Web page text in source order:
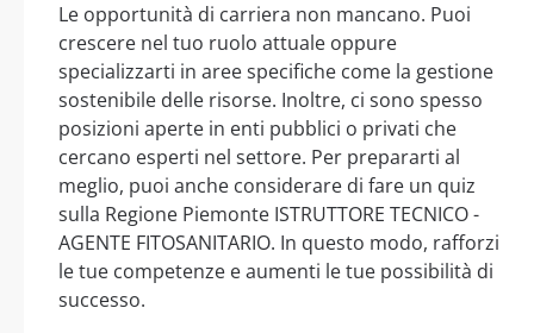
Le opportunità di carriera non mancano. Puoi
crescere nel tuo ruolo attuale oppure
specializzarti in aree specifiche come la gestione
sostenibile delle risorse. Inoltre, ci sono spesso
posizioni aperte in enti pubblici o privati che
cercano esperti nel settore. Per prepararti al
meglio, puoi anche considerare di fare un quiz
sulla Regione Piemonte ISTRUTTORE TECNICO -
AGENTE FITOSANITARIO. In questo modo, rafforzi
le tue competenze e aumenti le tue possibilità di
successo.